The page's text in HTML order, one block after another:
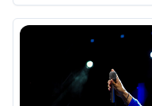
Görmeye